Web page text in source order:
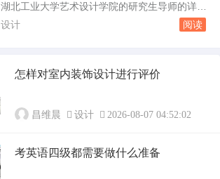
板材OPAI：苏州苏欧木业旗下品牌，全系产品通
过欧洲ENF级认证，采用MDI无醛胶技术实现...
湖北工业大学艺术设计学院的研究生导师的详细
资料 我告诉你吴魏老师的是环艺的教授也是
说实话 学校还与多家企业有合作，前景广
泛。环艺设计专业在湖工比较出名的，还不错。
的，有体...
设计 阅读
怎样对室内装饰设计进行评价
昌维晨 设计 2026-08-07 04:52:02
考英语四级都需要做什么准备